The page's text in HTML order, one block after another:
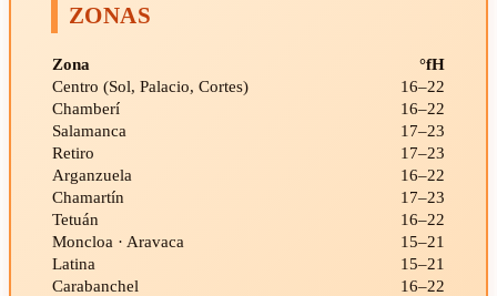
ZONAS
Zona
°fH
Centro (Sol, Palacio, Cortes)
16–22
Chamberí
16–22
Salamanca
17–23
Retiro
17–23
Arganzuela
16–22
Chamartín
17–23
Tetuán
16–22
Moncloa · Aravaca
15–21
Latina
15–21
Carabanchel
16–22